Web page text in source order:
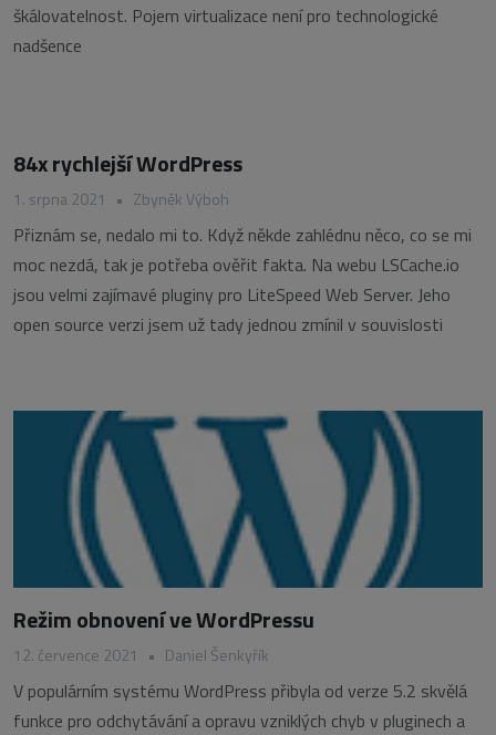
škálovatelnost. Pojem virtualizace není pro technologické
nadšence
84x rychlejší WordPress
1. srpna 2021 • Zbyněk Výboh
Přiznám se, nedalo mi to. Když někde zahlédnu něco, co se mi
moc nezdá, tak je potřeba ověřit fakta. Na webu LSCache.io
jsou velmi zajímavé pluginy pro LiteSpeed Web Server. Jeho
open source verzi jsem už tady jednou zmínil v souvislosti
Režim obnovení ve WordPressu
12. července 2021 • Daniel Šenkyřík
V populárním systému WordPress přibyla od verze 5.2 skvělá
funkce pro odchytávání a opravu vzniklých chyb v pluginech a